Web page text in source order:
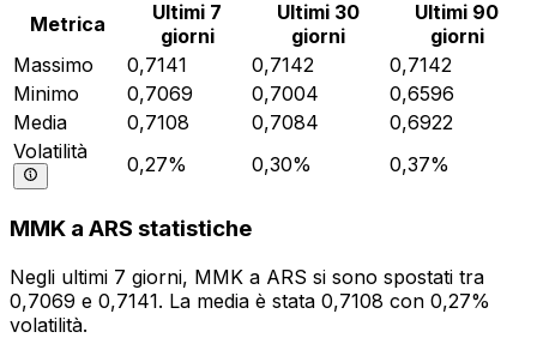
Metrica
Ultimi 7
giorni
Ultimi 30
giorni
Ultimi 90
giorni
Massimo
0,7141 0,7142
0,7142
Minimo
0,7069 0,7004
0,6596
Media
0,7108 0,7084
0,6922
Volatilità
0,27% 0,30% 0,37%
MMK a ARS statistiche
Negli ultimi 7 giorni, MMK a ARS si sono spostati tra
0,7069 e 0,7141. La media è stata 0,7108 con 0,27%
volatilità.